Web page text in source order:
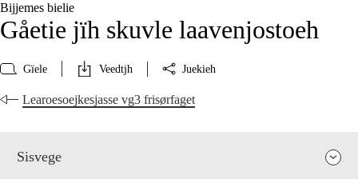
Bijjemes bielie
Gåetie jïh skuvle laavenjostoeh
Gïele Veedtjh Juekieh
Learoesoejkesjasse vg3 frisørfaget
Sisvege